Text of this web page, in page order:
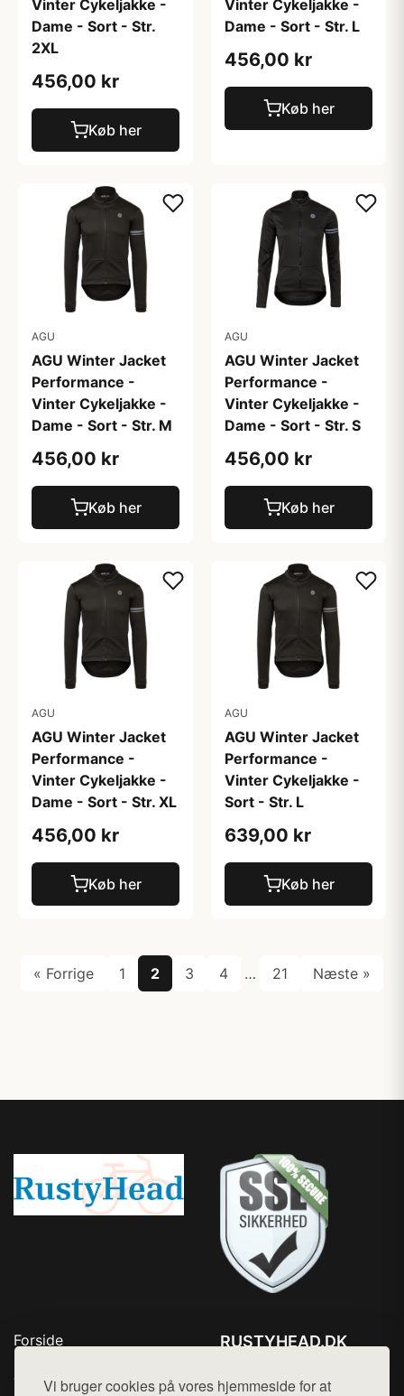
Vi bruger cookies på vores hjemmeside for at
Vinter Cykeljakke -
Dame - Sort - Str.
2XL
456,00 kr
Køb her
Vinter Cykeljakke -
Dame - Sort - Str. L
456,00 kr
Køb her
AGU
AGU Winter Jacket
Performance -
Vinter Cykeljakke -
Dame - Sort - Str. M
456,00 kr
Køb her
AGU
AGU Winter Jacket
Performance -
Vinter Cykeljakke -
Dame - Sort - Str. S
456,00 kr
Køb her
AGU
AGU Winter Jacket
Performance -
Vinter Cykeljakke -
Dame - Sort - Str. XL
456,00 kr
Køb her
AGU
AGU Winter Jacket
Performance -
Vinter Cykeljakke -
Sort - Str. L
639,00 kr
Køb her
« Forrige 1 2 3 4 … 21 Næste »
Forside
Top Rabatter
RUSTYHEAD.DK